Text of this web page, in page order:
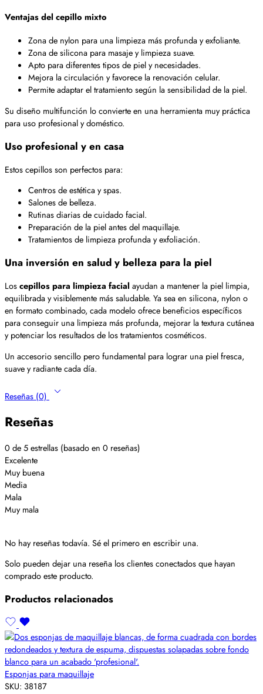
Ventajas del cepillo mixto
Zona de nylon para una limpieza más profunda y exfoliante.
Zona de silicona para masaje y limpieza suave.
Apto para diferentes tipos de piel y necesidades.
Mejora la circulación y favorece la renovación celular.
Permite adaptar el tratamiento según la sensibilidad de la piel.
Su diseño multifunción lo convierte en una herramienta muy práctica
para uso profesional y doméstico.
Uso profesional y en casa
Estos cepillos son perfectos para:
Centros de estética y spas.
Salones de belleza.
Rutinas diarias de cuidado facial.
Preparación de la piel antes del maquillaje.
Tratamientos de limpieza profunda y exfoliación.
Una inversión en salud y belleza para la piel
Loscepillos para limpieza facial ayudan a mantener la piel limpia,
equilibrada y visiblemente más saludable. Ya sea en silicona, nylon o
en formato combinado, cada modelo ofrece beneficios específicos
para conseguir una limpieza más profunda, mejorar la textura cutánea
y potenciar los resultados de los tratamientos cosméticos.
Un accesorio sencillo pero fundamental para lograr una piel fresca,
suave y radiante cada día.
Reseñas (0)
Reseñas
0 de 5 estrellas (basado en 0 reseñas)
Excelente
Muy buena
Media
Mala
Muy mala
No hay reseñas todavía. Sé el primero en escribir una.
Solo pueden dejar una reseña los clientes conectados que hayan
comprado este producto.
Productos relacionados
Esponjas para maquillaje
SKU: 38187